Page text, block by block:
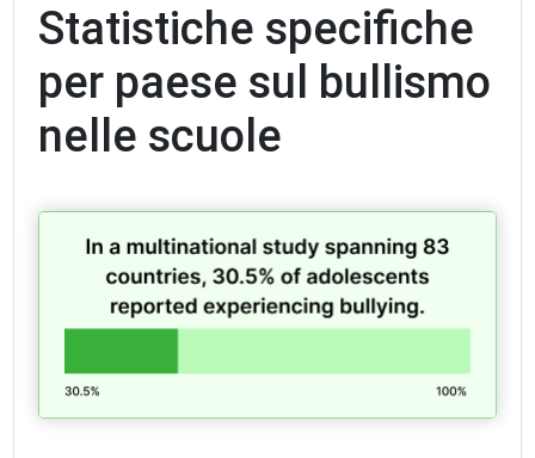
Statistiche specifiche
per paese sul bullismo
nelle scuole